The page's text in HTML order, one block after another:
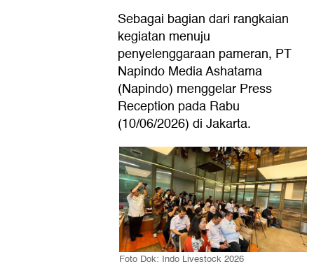
Sebagai bagian dari rangkaian
kegiatan menuju
penyelenggaraan pameran, PT
Napindo Media Ashatama
(Napindo) menggelar Press
Reception pada Rabu
(10/06/2026) di Jakarta.
Foto Dok: Indo Livestock 2026